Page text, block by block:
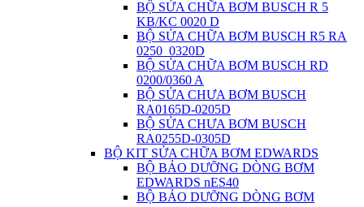
BỘ SỬA CHỮA BƠM BUSCH R 5
KB/KC 0020 D
BỘ SỬA CHỮA BƠM BUSCH R5 RA
0250_0320D
BỘ SỬA CHỮA BƠM BUSCH RD
0200/0360 A
BỘ SỬA CHƯA BƠM BUSCH
RA0165D-0205D
BỘ SỬA CHƯA BƠM BUSCH
RA0255D-0305D
BỘ KIT SỬA CHỮA BƠM EDWARDS
BỘ BẢO DƯỠNG DÒNG BƠM
EDWARDS nES40
BỘ BẢO DƯỠNG DÒNG BƠM